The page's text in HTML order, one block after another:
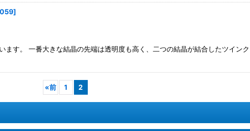
]
す。 一番大きな結晶の先端は透明度も高く、二つの結晶が結合したツイン
«前 1 2